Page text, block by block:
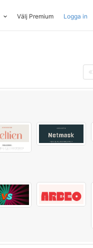
Välj Premium Logga in